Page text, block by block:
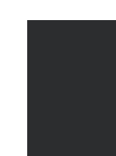
Çağırdı!..